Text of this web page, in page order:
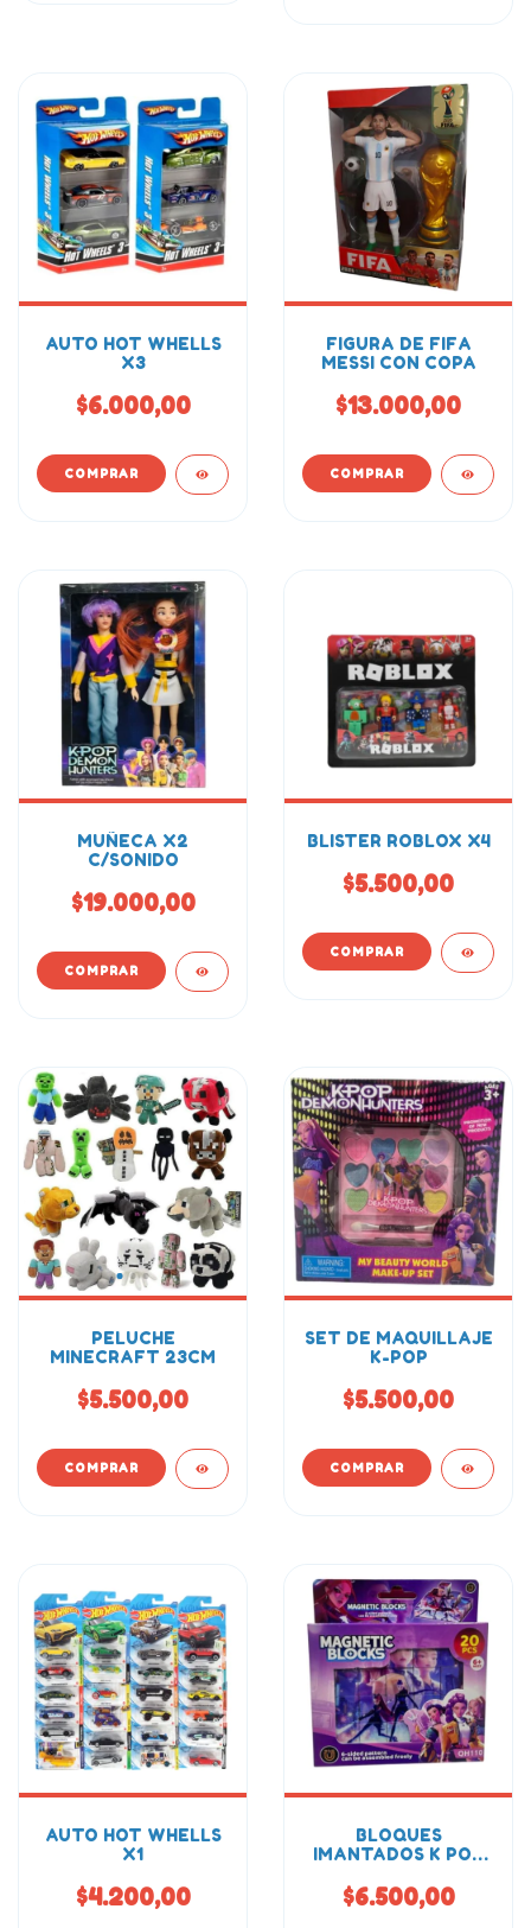
AUTO HOT WHELLS
X3
$6.000,00
FIGURA DE FIFA
MESSI CON COPA
$13.000,00
MUÑECA X2
C/SONIDO
$19.000,00
BLISTER ROBLOX X4
$5.500,00
PELUCHE
MINECRAFT 23CM
$5.500,00
SET DE MAQUILLAJE
K-POP
$5.500,00
AUTO HOT WHELLS
X1
$4.200,00
BLOQUES
IMANTADOS K POP
20PCS
$6.500,00